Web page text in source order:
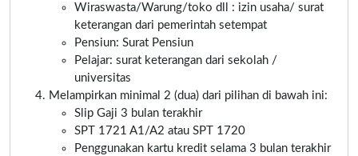
Wiraswasta/Warung/toko dll : izin usaha/ surat
keterangan dari pemerintah setempat
Pensiun: Surat Pensiun
Pelajar: surat keterangan dari sekolah /
universitas
Melampirkan minimal 2 (dua) dari pilihan di bawah ini:
Slip Gaji 3 bulan terakhir
SPT 1721 A1/A2 atau SPT 1720
Penggunakan kartu kredit selama 3 bulan terakhir